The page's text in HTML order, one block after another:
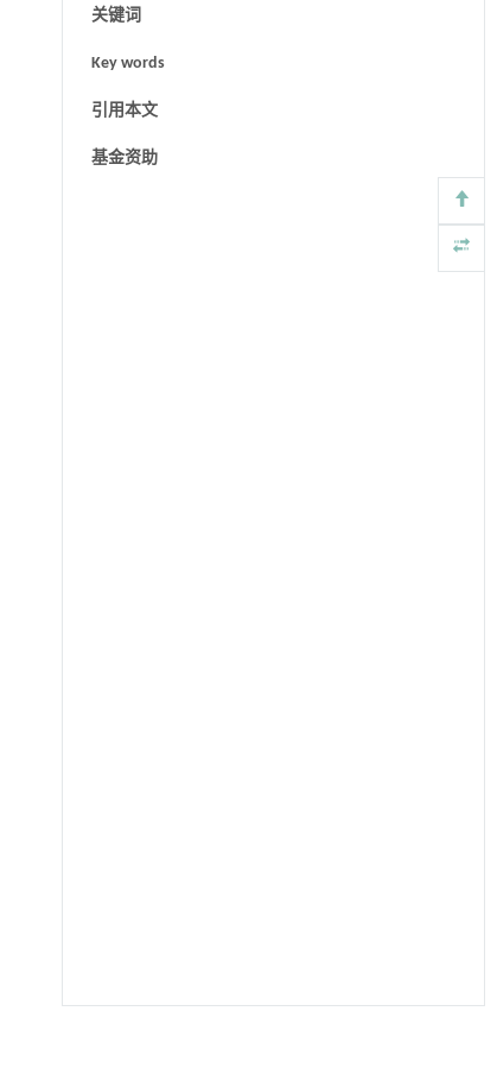
关键词
Key words
引用本文
基金资助